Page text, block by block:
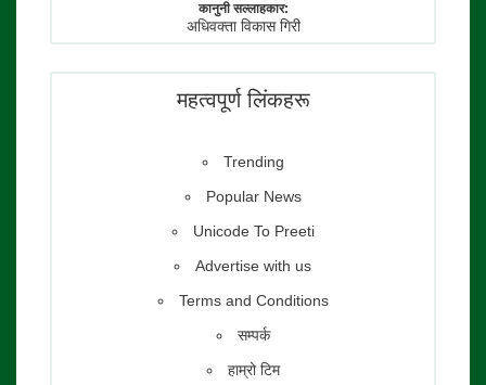
कानुनी सल्लाहकार:
अधिवक्ता विकास गिरी
महत्वपूर्ण लिंकहरू
Trending
Popular News
Unicode To Preeti
Advertise with us
Terms and Conditions
सम्पर्क
हाम्रो टिम